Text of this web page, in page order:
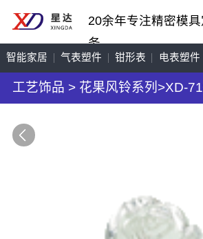
20余年专注精密模
务
智能家居 气表塑件 钳形表 电表塑件
工艺饰品 机车配件
工艺饰品 > 花果风铃系列 >XD-